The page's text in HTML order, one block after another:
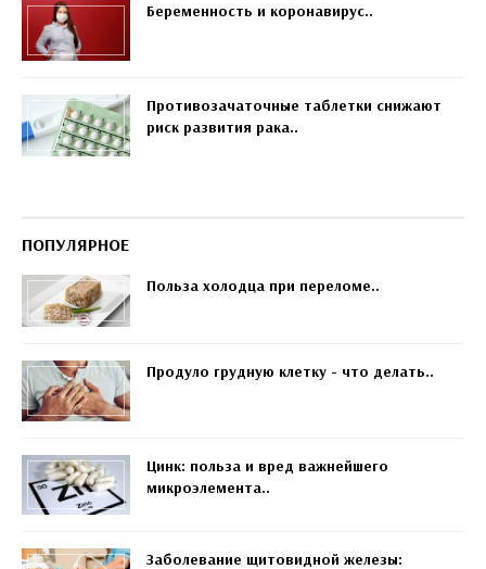
Беременность и коронавирус..
Противозачаточные таблетки снижают
риск развития рака..
ПОПУЛЯРНОЕ
Польза холодца при переломе..
Продуло грудную клетку - что делать..
Цинк: польза и вред важнейшего
микроэлемента..
Заболевание щитовидной железы: